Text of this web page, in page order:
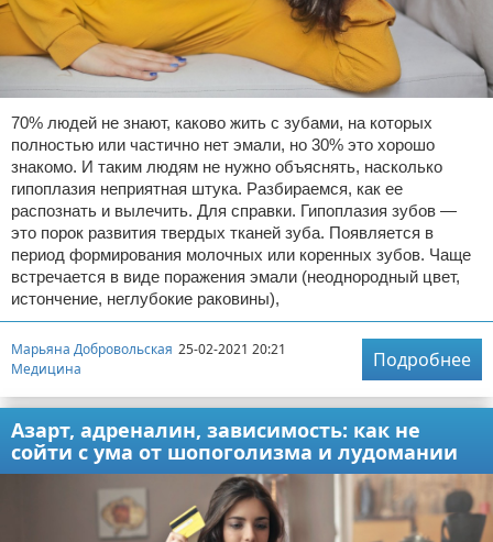
70% людей не знают, каково жить с зубами, на которых
полностью или частично нет эмали, но 30% это хорошо
знакомо. И таким людям не нужно объяснять, насколько
гипоплазия неприятная штука. Разбираемся, как ее
распознать и вылечить. Для справки. Гипоплазия зубов —
это порок развития твердых тканей зуба. Появляется в
период формирования молочных или коренных зубов. Чаще
встречается в виде поражения эмали (неоднородный цвет,
истончение, неглубокие раковины),
Марьяна Добровольская 25-02-2021 20:21
Медицина
Подробнее
Азарт, адреналин, зависимость: как не
сойти с ума от шопоголизма и лудомании